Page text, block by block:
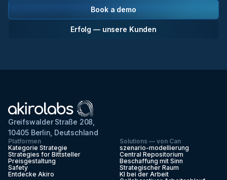
Book a demo
Erfolg — unsere Kunden
Greifswalder Straße 208,
10405 Berlin, Deutschland
Platformen
Kategorie Strategie
Strategies for Bittsteller
Preisgestaltung
Safety
Entdecke Akiro
Solutions — von Can
szenario-modellierung
Central Repositorium
Beschaffung mit Sinn
Strategischer Raum
KI bei der Arbeit